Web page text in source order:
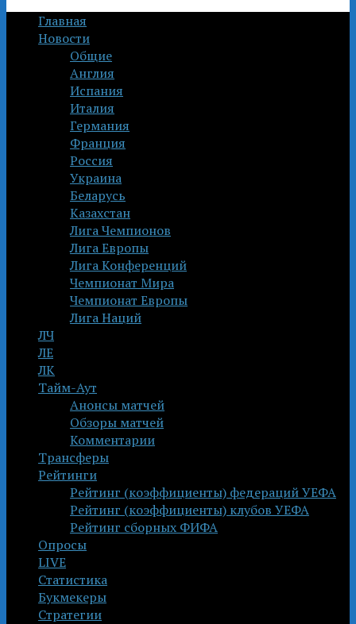
Главная
Новости
Общие
Англия
Испания
Италия
Германия
Франция
Россия
Украина
Беларусь
Казахстан
Лига Чемпионов
Лига Европы
Лига Конференций
Чемпионат Мира
Чемпионат Европы
Лига Наций
ЛЧ
ЛЕ
ЛК
Тайм-Аут
Анонсы матчей
Обзоры матчей
Комментарии
Трансферы
Рейтинги
Рейтинг (коэффициенты) федераций УЕФА
Рейтинг (коэффициенты) клубов УЕФА
Рейтинг сборных ФИФА
Опросы
LIVE
Статистика
Букмекеры
Стратегии